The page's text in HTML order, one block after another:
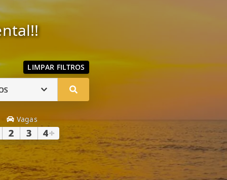
LIMPAR FILTROS
Vagas
2 3 4+